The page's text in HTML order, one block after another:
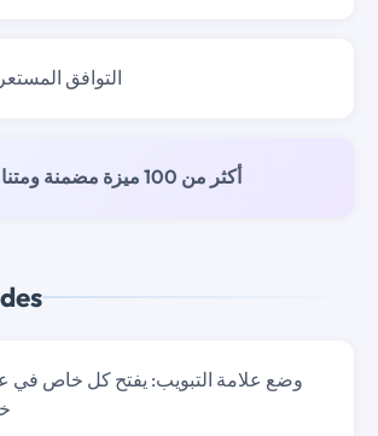
التوافق
أكثر من 100 ميزة مضمنة ومتنامية كل يوم
وضع علامة التبويب: يفتح كل خاص في